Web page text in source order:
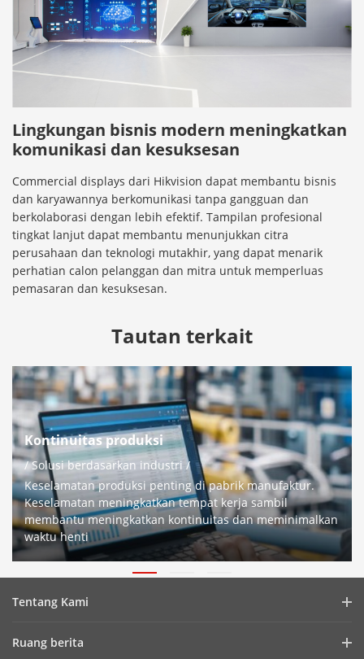
Lingkungan bisnis modern meningkatkan
komunikasi dan kesuksesan
Commercial displays dari Hikvision dapat membantu bisnis
dan karyawannya berkomunikasi tanpa gangguan dan
berkolaborasi dengan lebih efektif. Tampilan profesional
tingkat lanjut dapat membantu menunjukkan citra
perusahaan dan teknologi mutakhir, yang dapat menarik
perhatian calon pelanggan dan mitra untuk memperluas
pemasaran dan kesuksesan.
Tautan terkait
Kontinuitas produksi
/ Solusi berdasarkan industri /
Keselamatan produksi penting di pabrik manufaktur.
Keselamatan meningkatkan tempat kerja sambil
membantu meningkatkan kontinuitas dan meminimalkan
waktu henti
Tentang Kami
Ruang berita